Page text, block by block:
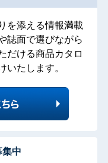
を添える情報満載
誌面で選びながら
だける商品カタロ
いたします。
集中